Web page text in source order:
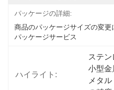
パッケージの詳細:
商品のパッケージサイズの変
パッケージサービス
ハイライト:
ステ
小型金
メタ